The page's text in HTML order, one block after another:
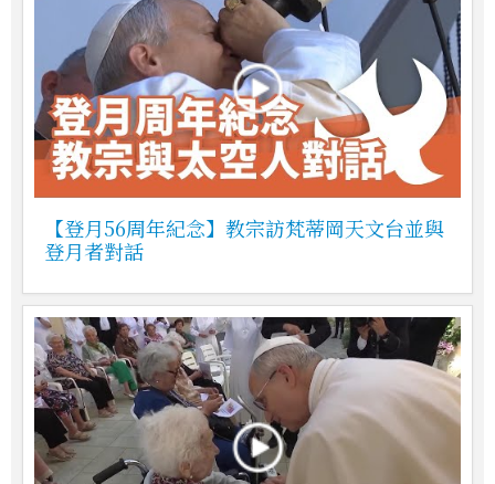
【登月56周年紀念】教宗訪梵蒂岡天文台並與
登月者對話